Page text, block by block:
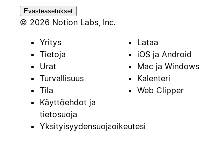
Evästeasetukset
© 2026 Notion Labs, Inc.
Yritys
Tietoja
Urat
Turvallisuus
Tila
Käyttöehdot ja
tietosuoja
Yksityisyydensuojaoikeutesi
Lataa
iOS ja Android
Mac ja Windows
Kalenteri
Web Clipper